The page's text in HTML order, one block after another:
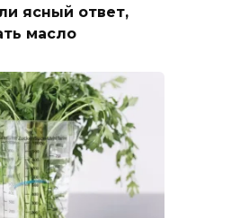
ясный ответ,
масло